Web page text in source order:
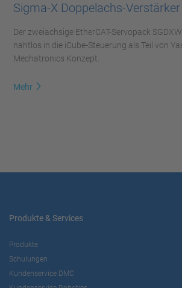
Sigma-X Doppelachs-Verstärker
Der zweiachsige EtherCAT-Servopack
nahtlos in die iCube-Steuerung als Teil von
Mechatronics Konzept.
Mehr
Produkte & Services
Produkte
Schulungen
Kundenservice DMC